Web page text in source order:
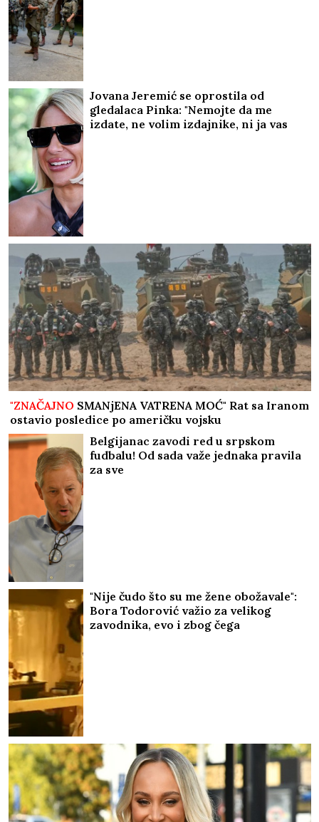
Jovana Jeremić se oprostila od
gledalaca Pinka: "Nemojte da me
izdate, ne volim izdajnike, ni ja vas
"ZNAČAJNO SMANjENA VATRENA MOĆ" Rat sa Iranom
ostavio posledice po američku vojsku
Belgijanac zavodi red u srpskom
fudbalu! Od sada važe jednaka pravila
za sve
"Nije čudo što su me žene obožavale":
Bora Todorović važio za velikog
zavodnika, evo i zbog čega